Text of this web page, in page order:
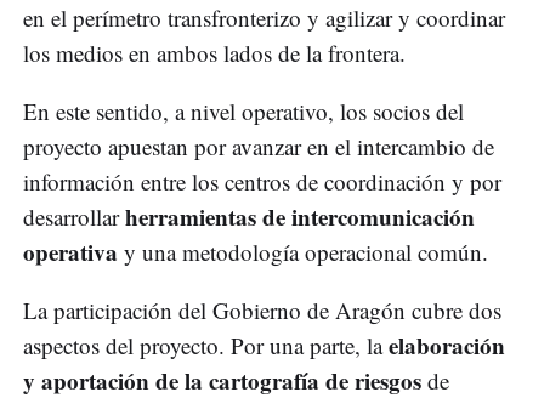
en el perímetro transfronterizo y agilizar y coordinar
los medios en ambos lados de la frontera.
En este sentido, a nivel operativo, los socios del
proyecto apuestan por avanzar en el intercambio de
información entre los centros de coordinación y por
desarrollarherramientas de intercomunicación
operativa y una metodología operacional común.
La participación del Gobierno de Aragón cubre dos
aspectos del proyecto. Por una parte, laelaboración
y aportación de la cartografía de riesgos de